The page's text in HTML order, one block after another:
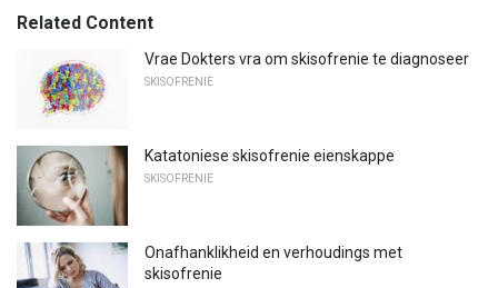
Related Content
Vrae Dokters vra om skisofrenie te diagnoseer
SKISOFRENIE
Katatoniese skisofrenie eienskappe
SKISOFRENIE
Onafhanklikheid en verhoudings met
skisofrenie